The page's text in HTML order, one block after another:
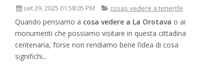
set 29, 2025 01:58:05 PM cosas vedere a tenerife
Quando pensiamo a cosa vedere a La Orotava o ai
monumenti che possiamo visitare in questa cittadina
centenaria, forse non rendiamo bene l’idea di cosa
significhi...